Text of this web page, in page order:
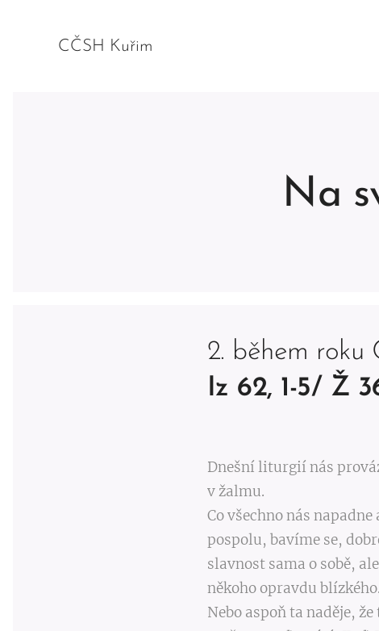
CČSH Kuřim
Na
2. během roku
Iz 62, 1-5/ Ž
Dnešní liturgií nás
v žalmu.
Co všechno nás
pospolu, bavíme se,
slavnost sama o sobě,
někoho opravdu
Nebo aspoň ta naděje,